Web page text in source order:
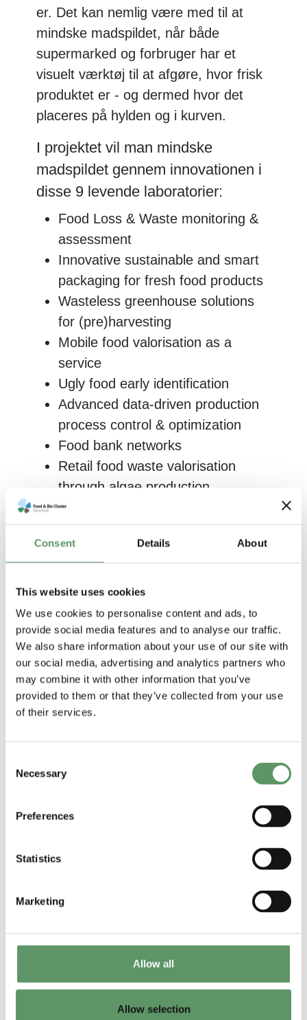
Consent Details About
This website uses cookies
We use cookies to personalise content and ads, to
provide social media features and to analyse our traffic.
We also share information about your use of our site with
our social media, advertising and analytics partners who
may combine it with other information that you’ve
provided to them or that they’ve collected from your use
of their services.
Selection
Necessary
Preferences
Statistics
Marketing
Allow all
Allow selection
er. Det kan nemlig være med til at
mindske madspildet, når både
supermarked og forbruger har et
visuelt værktøj til at afgøre, hvor frisk
produktet er - og dermed hvor det
placeres på hylden og i kurven.
I projektet vil man mindske
madspildet gennem innovationen i
disse 9 levende laboratorier:
Food Loss & Waste monitoring &
assessment
Innovative sustainable and smart
packaging for fresh food products
Wasteless greenhouse solutions
for (pre)harvesting
Mobile food valorisation as a
service
Ugly food early identification
Advanced data-driven production
process control & optimization
Food bank networks
Retail food waste valorisation
through algae production
Informing and nudging consumers.
Europa-Kommissionen har udpeget
ZeroW som flagskibsprojekt, og vil de
og fremdrift tæt i forhold til kommende
EU-lovgivning om madspild.
Projektet sigter mod
Projektets overordnede mål er at:
Udvikle kommercielle, digitale
reduceret madspild
laboratorier (såkaldte systemic
Komme med konkrete
Europa-Kommissionen
gennemføres i et samarbejde mellem
46 aktører fra 17 europæiske lande.
Vil du vide mere?